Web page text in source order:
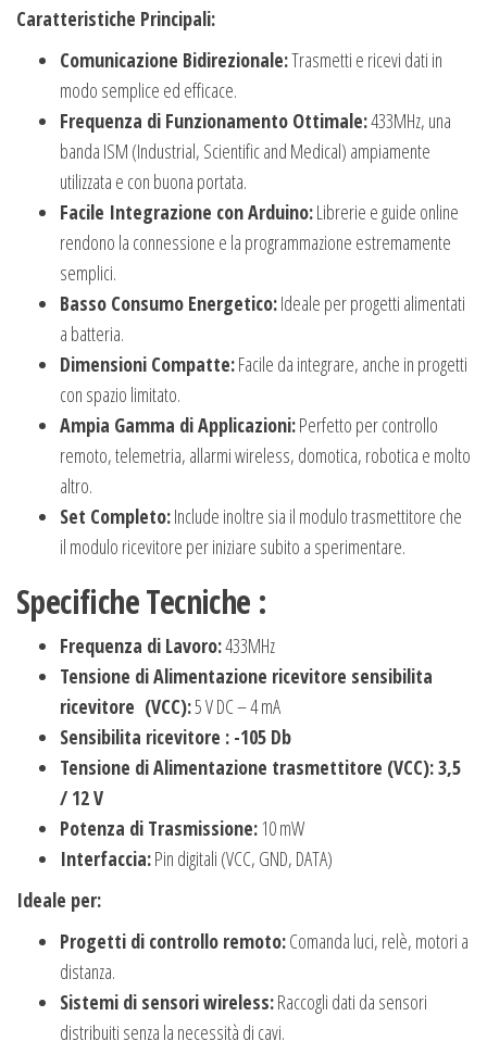
Caratteristiche Principali:
Comunicazione Bidirezionale:Trasmetti e ricevi dati in
modo semplice ed efficace.
Frequenza di Funzionamento Ottimale:433MHz, una
banda ISM (Industrial, Scientific and Medical) ampiamente
utilizzata e con buona portata.
Facile Integrazione con Arduino:Librerie e guide online
rendono la connessione e la programmazione estremamente
semplici.
Basso Consumo Energetico:Ideale per progetti alimentati
a batteria.
Dimensioni Compatte:Facile da integrare, anche in progetti
con spazio limitato.
Ampia Gamma di Applicazioni:Perfetto per controllo
remoto, telemetria, allarmi wireless, domotica, robotica e molto
altro.
Set Completo:Include inoltre sia il modulo trasmettitore che
il modulo ricevitore per iniziare subito a sperimentare.
Specifiche Tecniche :
Frequenza di Lavoro:433MHz
Tensione di Alimentazione ricevitore sensibilita
ricevitore (VCC):5 V DC – 4 mA
Sensibilita ricevitore : -105 Db
Tensione di Alimentazione trasmettitore (VCC): 3,5
/ 12 V
Potenza di Trasmissione: 10 mW
Interfaccia:Pin digitali (VCC, GND, DATA)
Ideale per:
Progetti di controllo remoto:Comanda luci, relè, motori a
distanza.
Sistemi di sensori wireless:Raccogli dati da sensori
distribuiti senza la necessità di cavi.